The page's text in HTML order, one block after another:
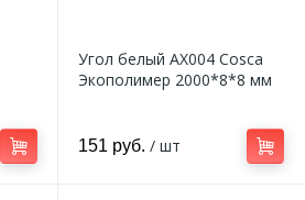
Угол белый AX004 Cosca
Экополимер 2000*8*8 мм
151 руб. / шт